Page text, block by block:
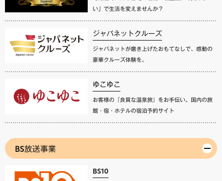
い」で生活を変えませんか？
ジャパネットクルーズ
ジャパネットが磨き上げたおもてなしで、感動の
豪華クルーズ体験を。
ゆこゆこ
お客様の『良質な温泉旅』をお手伝い。国内の旅
館・宿・ホテルの宿泊予約サイト
BS放送事業
BS10